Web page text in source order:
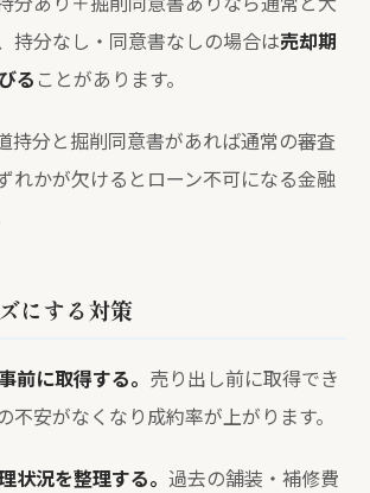
持分なし・同意書なしの場合は売却期
る ことがあります。
持分と掘削同意書があれば通常の審査
れかが欠けるとローン不可になる金融
にする対策
前に取得する。 売り出し前に取得でき
不安がなくなり成約率が上がります。
状況を整理する。 過去の舗装・補修費